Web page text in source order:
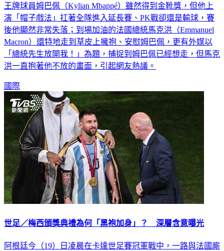
王牌球員姆巴佩（Kylian Mbappé）雖然得到金靴獎，但他上
演「帽子戲法」扛著全隊進入延長賽、PK戰卻還是輸球，賽
後他顯然非常失落；到場加油的法國總統馬克洪（Emmanuel
Macron）還特地走到草皮上擁抱、安慰姆巴佩，更有外媒以
「總統先生放開我！」為題，捕捉到姆巴佩已經想走，但馬克
洪一直抱著他不放的畫面，引起網友熱議。
國際
世足／梅西頒獎典禮為何「黑袍加身」？ 深層含意曝光
阿根廷今（19）日凌晨在卡達世足賽冠軍戰中，一路與法國廝